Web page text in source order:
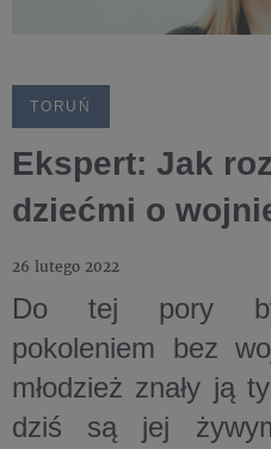
TORUŃ
Ekspert: Jak
dziećmi o
26 lutego 2022
Do tej pory
pokoleniem bez
młodzież znały ją
dziś są jej